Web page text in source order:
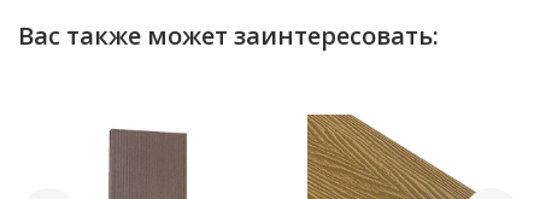
Вас также может заинтересовать: